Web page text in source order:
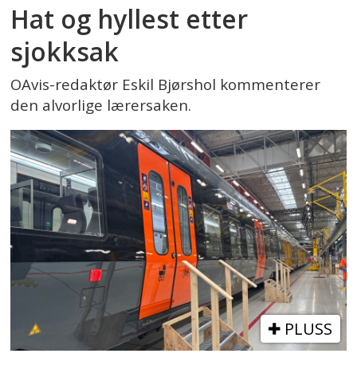
Hat og hyllest etter
sjokksak
OAvis-redaktør Eskil Bjørshol kommenterer
den alvorlige lærersaken.
PLUSS